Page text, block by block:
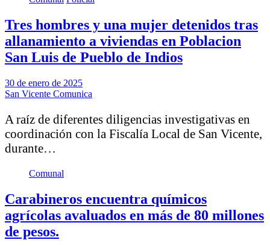
Tres hombres y una mujer detenidos tras
allanamiento a viviendas en Poblacion
San Luis de Pueblo de Indios
30 de enero de 2025
San Vicente Comunica
A raíz de diferentes diligencias investigativas en
coordinación con la Fiscalía Local de San Vicente,
durante…
Comunal
Carabineros encuentra químicos
agrícolas avaluados en más de 80 millones
de pesos.